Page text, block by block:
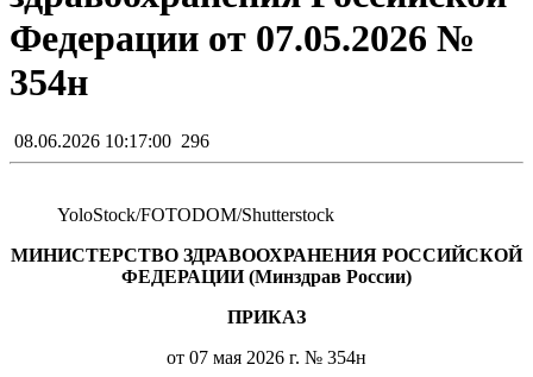
Федерации от 07.05.2026 №
354н
08.06.2026 10:17:00 296
YoloStock/FOTODOM/Shutterstoсk
МИНИСТЕРСТВО ЗДРАВООХРАНЕНИЯ РОССИЙСКОЙ
ФЕДЕРАЦИИ (Минздрав России)
ПРИКАЗ
от 07 мая 2026 г. № 354н